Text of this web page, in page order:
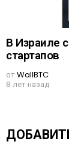
В Израиле
стартапов
отWallBTC
8 лет назад